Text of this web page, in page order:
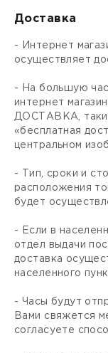
Доставка
- Интернет
осуществляет
- На большую
интернет
ДОСТАВКА,
«бесплатная
центральном
- Тип, сроки и
расположения
будет
- Если в
отдел выдачи
доставка
населенного
- Часы будут
Вами свяжется
согласуете